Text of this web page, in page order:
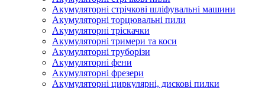
Акумуляторні стрічкові шліфувальні машини
Акумуляторні торцювальні пили
Акумуляторні тріскачки
Акумуляторні тримери та коси
Акумуляторні труборізи
Акумуляторні фени
Акумуляторні фрезери
Акумуляторні циркулярні, дискові пилки